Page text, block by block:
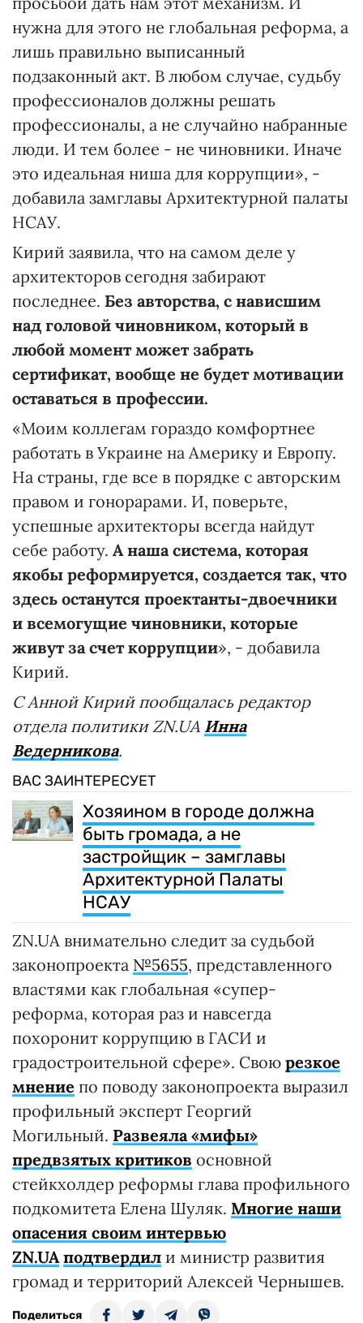
нужна для этого не глобальная реформа, а
лишь правильно выписанный
подзаконный акт. В любом случае, судьбу
профессионалов должны решать
профессионалы, а не случайно набранные
люди. И тем более - не чиновники. Иначе
это идеальная ниша для коррупции», -
добавила замглавы Архитектурной палаты
НСАУ.
Кирий заявила, что на самом деле у
архитекторов сегодня забирают
последнее. Без авторства, с нависшим
над головой чиновником, который в
любой момент может забрать
сертификат, вообще не будет мотивации
оставаться в профессии.
«Моим коллегам гораздо комфортнее
работать в Украине на Америку и Европу.
На страны, где все в порядке с авторским
правом и гонорарами. И, поверьте,
успешные архитекторы всегда найдут
себе работу. А наша система, которая
якобы реформируется, создается так, что
здесь останутся проектанты-двоечники
и всемогущие чиновники, которые
живут за счет коррупции», - добавила
Кирий.
С Анной Кирий пообщалась редактор
отдела политики ZN.UA Инна
Ведерникова.
ВАС ЗАИНТЕРЕСУЕТ
Хозяином в городе должна
быть громада, а не
застройщик – замглавы
Архитектурной Палаты
НСАУ
ZN.UA внимательно следит за судьбой
законопроекта №5655, представленного
властями как глобальная «супер-
реформа, которая раз и навсегда
похоронит коррупцию в ГАСИ и
градостроительной сфере». Свою резкое
мнение по поводу законопроекта выразил
профильный эксперт Георгий
Могильный. Развеяла «мифы»
предвзятых критиков основной
стейкхолдер реформы глава профильного
подкомитета Елена Шуляк. Многие наши
опасения своим интервью
ZN.UA подтвердил и министр развития
громад и территорий Алексей Чернышев.
Поделиться